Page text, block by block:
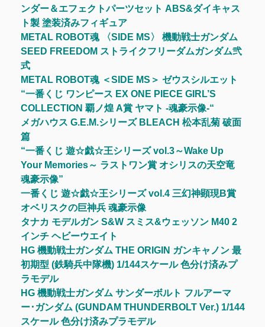
ンダー＆エフェクトパーツセット ABS&ダイキャス
ト製 塗装済みフィギュア
METAL ROBOT魂 〈SIDE MS〉 機動戦士ガンダム
SEED FREEDOM ストライクフリーダムガンダム弐
式
METAL ROBOT魂 ＜SIDE MS＞ ゼウスシルエット
“一番くじ ワンピース EX ONE PIECE GIRL’S
COLLECTION 覇ノ煌 A賞 ヤマト -魂豪示像-“
メガハウス G.E.M.シリーズ BLEACH 松本乱菊 破面
篇
“一番くじ 遊☆戯☆王シリーズ vol.3～Wake Up
Your Memories～ ラストワン賞 オシリスの天空竜
魂豪示像”
一番くじ 遊☆戯☆王シリーズ vol.4 三幻神顕現B賞
オベリスクの巨神兵 魂豪示像
タナカ モデルガン S&W スミス&ウェッソン M40 2
インチ ヘビーウエイト
HG 機動戦士ガンダム THE ORIGIN ガンキャノン 最
初期型 (鉄騎兵中隊機) 1/144スケール 色分け済みプ
ラモデル
HG 機動戦士ガンダム サンダーボルト フルアーマ
ー･ガンダム (GUNDAM THUNDERBOLT Ver.) 1/144
スケール 色分け済みプラモデル